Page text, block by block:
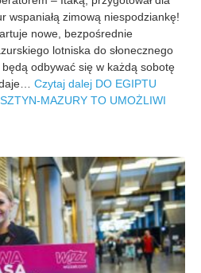
-
1
0
2
wspaniałą zimową niespodziankę!
nowe, bezpośrednie
lotniska do słonecznego
odbywać się w każdą sobotę
Czytaj dalej DO EGIPTU
MAZURY TO UMOŻLIWI